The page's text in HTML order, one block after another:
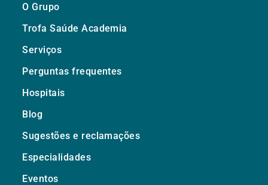
O Grupo
Trofa Saúde Academia
Serviços
Perguntas frequentes
Hospitais
Blog
Sugestões e reclamações
Especialidades
Eventos